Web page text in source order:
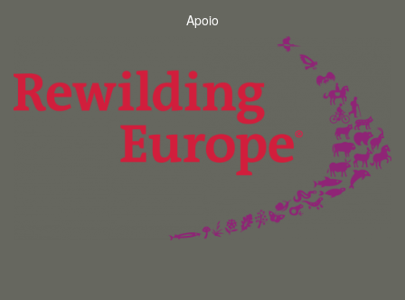
Apoio